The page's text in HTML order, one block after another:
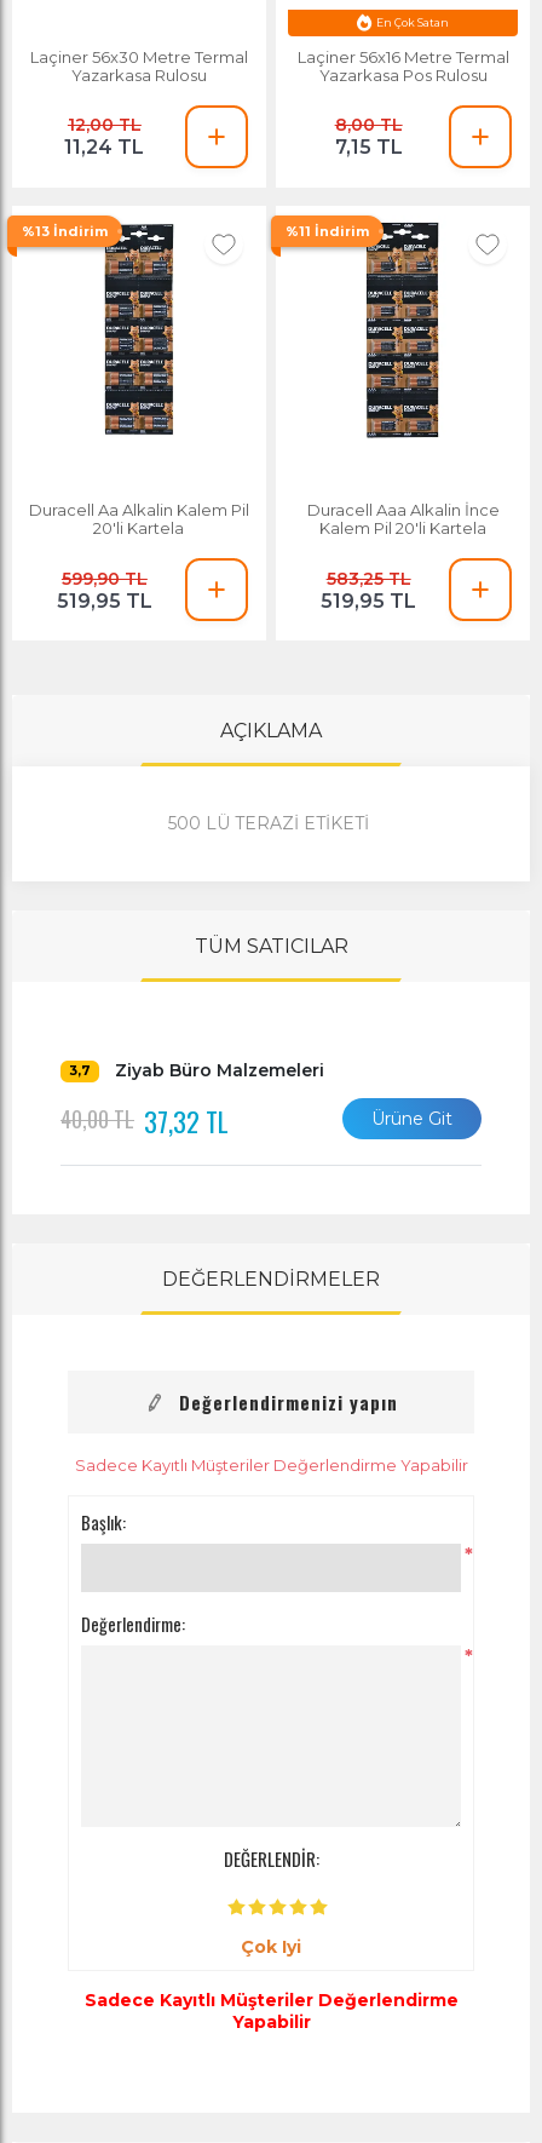
Laçiner 56x30 Metre Termal
Yazarkasa Rulosu
12,00 TL
11,24 TL
En Çok Satan
Laçiner 56x16 Metre Termal
Yazarkasa Pos Rulosu
8,00 TL
7,15 TL
%13 İndirim
Duracell Aa Alkalin Kalem Pil
20'li Kartela
599,90 TL
519,95 TL
%11 İndirim
Duracell Aaa Alkalin İnce
Kalem Pil 20'li Kartela
583,25 TL
519,95 TL
AÇIKLAMA
500 LÜ TERAZİ ETİKETİ
TÜM SATICILAR
3,7 Ziyab Büro Malzemeleri
40,00 TL 37,32 TL Ürüne Git
DEĞERLENDİRMELER
Değerlendirmenizi yapın
Sadece Kayıtlı Müşteriler Değerlendirme Yapabilir
Başlık:
*
Değerlendirme:
*
DEĞERLENDİR:
Çok Iyi
Sadece Kayıtlı Müşteriler Değerlendirme
Yapabilir